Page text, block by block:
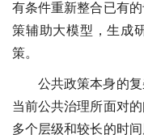
有条件重新整合已有
策辅助大模型，生成
策。
公共政策本身的
当前公共治理所面对
多个层级和较长的时